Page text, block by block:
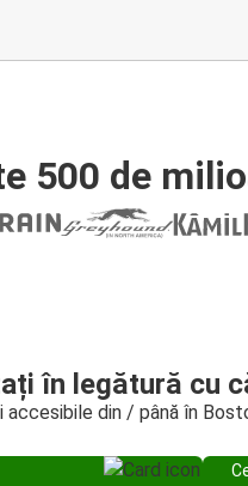
500 de
în legătură cu
accesibile din / până în